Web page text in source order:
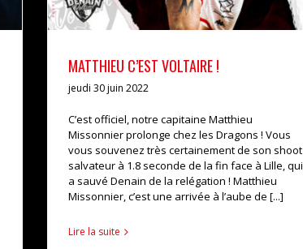
MATTHIEU C’EST VOLTAIRE !
jeudi 30 juin 2022
C’est officiel, notre capitaine Matthieu
Missonnier prolonge chez les Dragons ! Vous
vous souvenez très certainement de son shoot
salvateur à 1.8 seconde de la fin face à Lille, qui
a sauvé Denain de la relégation ! Matthieu
Missonnier, c’est une arrivée à l’aube de [...]
Lire la suite